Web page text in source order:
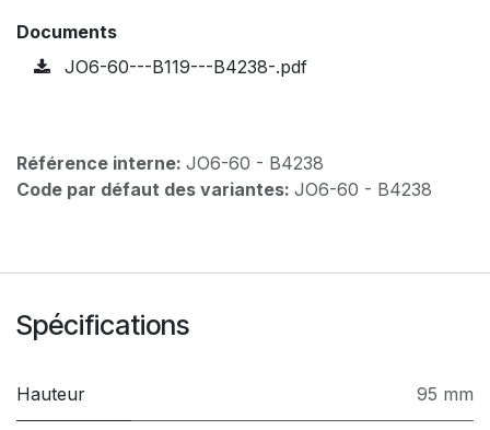
Documents
JO6-60---B119---B4238-.pdf
Référence interne: JO6-60 - B4238
Code par défaut des variantes: JO6-60 - B4238
Spécifications
Hauteur 95 mm